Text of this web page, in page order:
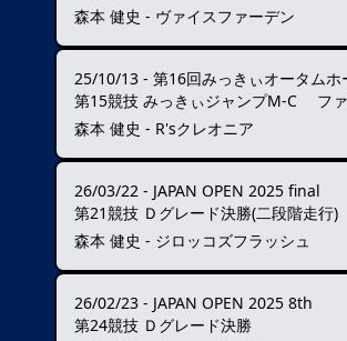
森本 健史 - ヴァイスファーデン
25/10/13 - 第16回みっきぃオータムホ
第15競技 みっきぃジャンプM-C フ
森本 健史 - R'sクレオニア
26/03/22 - JAPAN OPEN 2025 final
第21競技 Ｄグレード決勝(二段階走行)
森本 健史 - ジロッコズフラッシュ
26/02/23 - JAPAN OPEN 2025 8th
第24競技 Ｄグレード決勝